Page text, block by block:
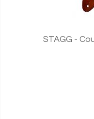
STAGG -